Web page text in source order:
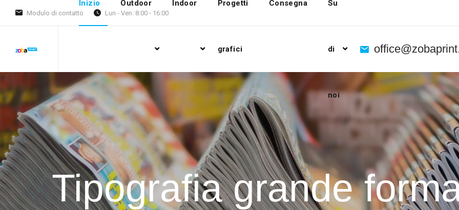
Modulo di contatto Lun - Ven: 8:00 - 16:00
Inizio Outdoor Indoor Progetti
grafici
Consegna Su
di
noi
Tipografia grande